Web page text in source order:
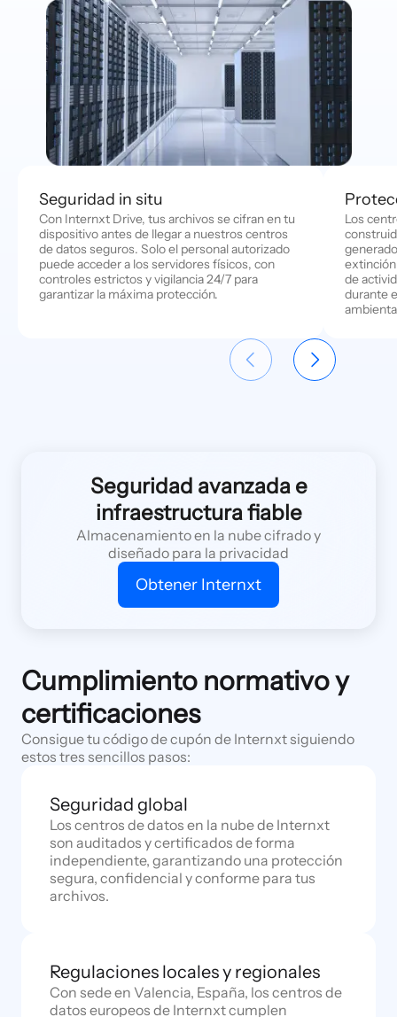
Seguridad in situ
Con Internxt Drive, tus archivos se cifran en tu
dispositivo antes de llegar a nuestros centros
de datos seguros. Solo el personal autorizado
puede acceder a los servidores físicos, con
controles estrictos y vigilancia 24/7 para
garantizar la máxima protección.
Los
de
durante
Seguridad avanzada e
infraestructura fiable
Almacenamiento en la nube cifrado y
diseñado para la privacidad
Obtener Internxt
Cumplimiento normativo y
certificaciones
Consigue tu código de cupón de Internxt siguiendo
estos tres sencillos pasos:
Seguridad global
Los centros de datos en la nube de Internxt
son auditados y certificados de forma
independiente, garantizando una protección
segura, confidencial y conforme para tus
archivos.
Regulaciones locales y regionales
Con sede en Valencia, España, los centros de
datos europeos de Internxt cumplen